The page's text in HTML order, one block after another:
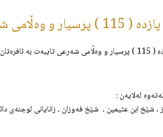
شه‌رعی تایبه‌ت به‌ ئافره‌تان
ئافره‌تان
لەلایەن :
، شێخ ابن عثيمين ، شێخ فەوزان ، زانایانی لوجنەی